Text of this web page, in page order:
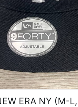
ERA NY (M-